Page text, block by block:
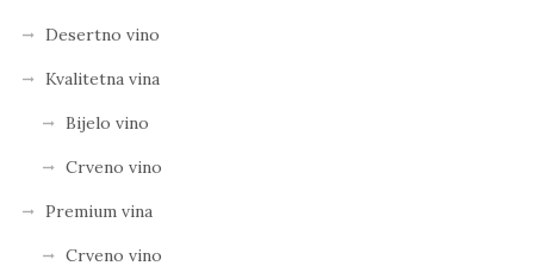
Desertno vino
Kvalitetna vina
Bijelo vino
Crveno vino
Premium vina
Crveno vino